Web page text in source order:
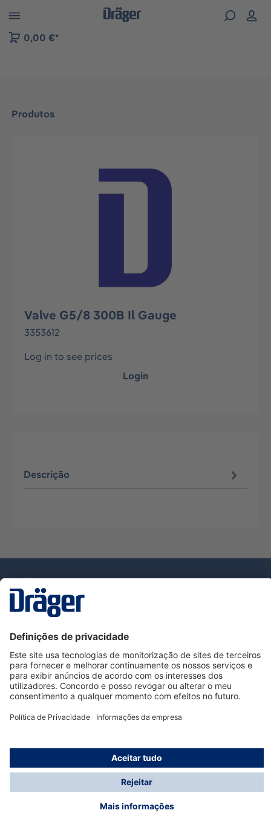
to B2B platform navigation
0,00 €*
Produtos
Ignorar galeria de imagens
Valve G5/8 300B Il Gauge
3353612
Log in to see prices
Login
Descrição
Serviço de Apoio ao Cliente Dräger
Utilização da loja
Informações
© Dräger Portugal, Lda, 2024
* Todos os preços excl. IVA mais
possíveis taxas de entrega, se não for indicado o